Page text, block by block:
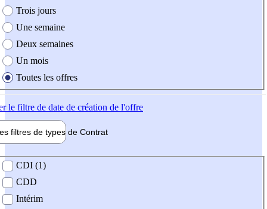
Trois jours
Une semaine
Deux semaines
Un mois
Toutes les offres
le filtre de date de création de l'offre
filtres de types de Contrat
contrat
CDI (1)
CDD
Intérim